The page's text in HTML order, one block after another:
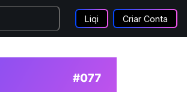
Liqi Criar Conta